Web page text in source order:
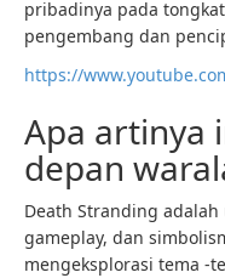
pribadinya pada
pengembang dan
https://
Apa artinya
depan
Death Stranding
gameplay, dan
mengeksplorasi tema -